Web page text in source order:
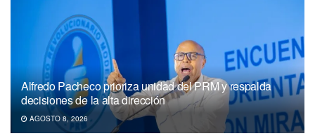
Alfredo Pacheco prioriza unidad del PRM y respalda
decisiones de la alta dirección
AGOSTO 8, 2026